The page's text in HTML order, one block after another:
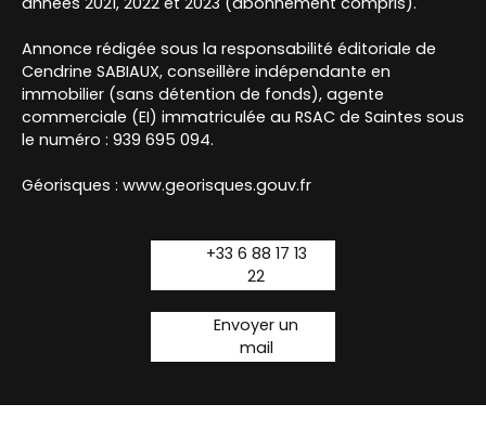
Annonce rédigée sous la responsabilité éditoriale de
Cendrine SABIAUX, conseillère indépendante en
immobilier (sans détention de fonds), agente
commerciale (EI) immatriculée au RSAC de Saintes sous
le numéro : 939 695 094.
Géorisques : www.georisques.gouv.fr
+33 6 88 17 13
22
Envoyer un
mail